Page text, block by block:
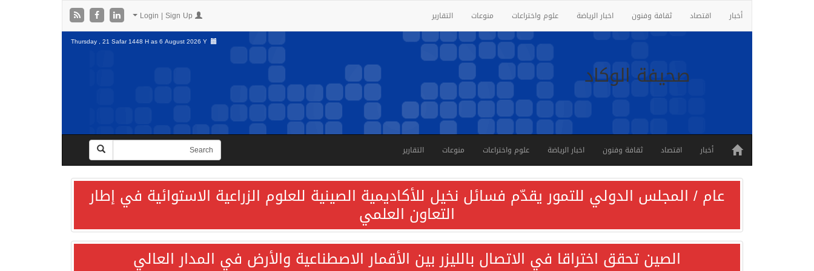
أخبار اقتصاد ثقافة وفنون اخبار الرياضة علوم واختراعات منوعات التقارير
صحيفة الوكاد
Thursday , 21 Safar 1448 H as6 August 2026 Y
أخبار اقتصاد ثقافة وفنون اخبار الرياضة علوم واختراعات منوعات التقارير
عام / المجلس الدولي للتمور يقدّم فسائل نخيل للأكاديمية الصينية للعلوم الزراعية الاستوائية في إطار
التعاون العلمي
الصين تحقق اختراقا في الاتصال بالليزر بين الأقمار الاصطناعية والأرض في المدار العالي